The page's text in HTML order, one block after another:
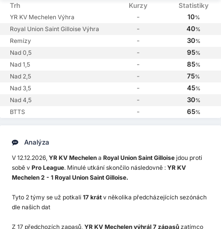
Trh Kurzy Statistiky
YR KV Mechelen Výhra - 10%
Royal Union Saint Gilloise Výhra - 40%
Remízy - 30%
Nad 0,5 - 95%
Nad 1,5 - 85%
Nad 2,5 - 75%
Nad 3,5 - 45%
Nad 4,5 - 30%
BTTS - 65%
Analýza
V 12.12.2026, YR KV Mechelen a Royal Union Saint Gilloise jdou proti
sobě v Pro League. Minulé utkání skončilo následovně : YR KV
Mechelen 2 - 1 Royal Union Saint Gilloise.
Tyto 2 týmy se už potkali 17 krát v několika předcházejících sezónách
dle našich dat
Z 17 předchozích zapasů, YR KV Mechelen výhrál 7 zápasů zatímco